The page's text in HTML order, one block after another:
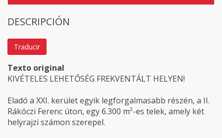
DESCRIPCIÓN
Traducir
Texto original
KIVÉTELES LEHETŐSÉG FREKVENTÁLT HELYEN!
Eladó a XXI. kerület egyik legforgalmasabb részén, a II.
Rákóczi Ferenc úton, egy 6.300 m²-es telek, amely két
helyrajzi számon szerepel.